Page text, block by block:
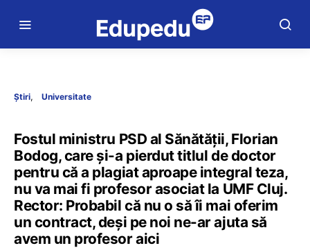
Știri Universitate
Fostul ministru PSD al Sănătății, Florian
Bodog, care și-a pierdut titlul de doctor
pentru că a plagiat aproape integral teza,
nu va mai fi profesor asociat la UMF Cluj.
Rector: Probabil că nu o să îi mai oferim
un contract, deși pe noi ne-ar ajuta să
avem un profesor aici